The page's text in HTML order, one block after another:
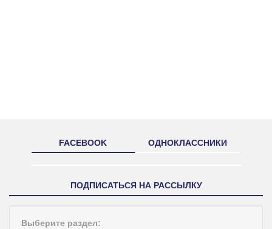
FACEBOOK ОДНОКЛАССНИКИ
ПОДПИСАТЬСЯ НА РАССЫЛКУ
Выберите раздел: